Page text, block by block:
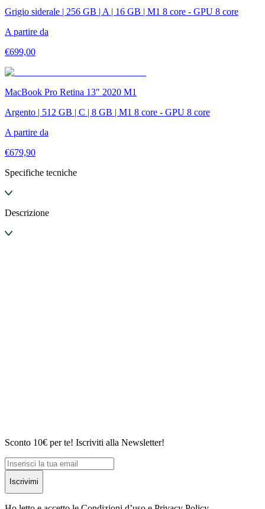
Grigio siderale | 256 GB | A | 16 GB | M1 8 core - GPU 8 core
A partire da
€699,00
MacBook Pro Retina 13" 2020 M1
Argento | 512 GB | C | 8 GB | M1 8 core - GPU 8 core
A partire da
€679,90
Specifiche tecniche
Descrizione
Sconto 10€ per te! Iscriviti alla Newsletter!
Iscrivimi